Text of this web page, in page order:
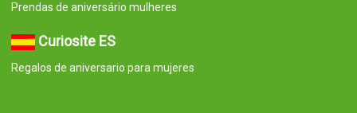
Prendas de aniversário mulheres
Curiosite ES
Regalos de aniversario para mujeres